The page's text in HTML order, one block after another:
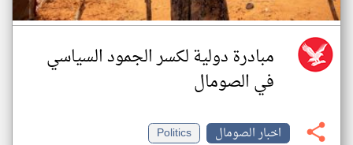
مبادرة دولية لكسر الجمود السياسي
في الصومال
اخبار الصومال
Politics